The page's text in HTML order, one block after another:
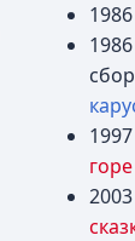
1986
1986
1997
горе
2003